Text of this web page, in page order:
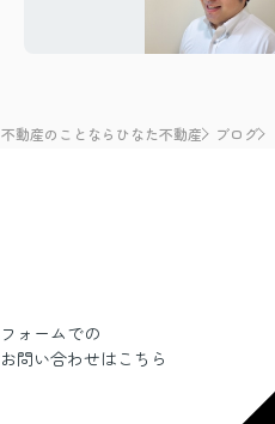
動産のことならひなた不動産 ブログ
フォームでの
お問い合わせはこちら